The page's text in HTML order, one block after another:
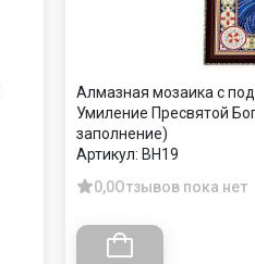
Алмазная мозаика с
Умиление Пресвятой
заполнение)
Артикул: BH19
0,0Отзывов пока нет